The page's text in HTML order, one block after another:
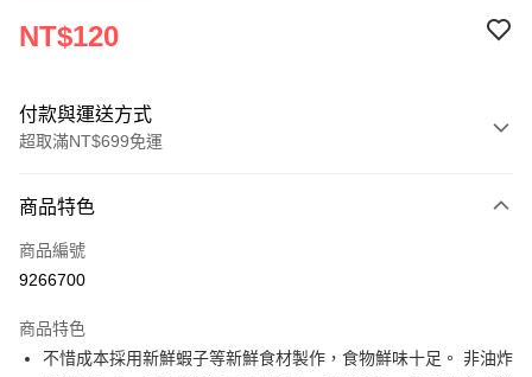
NT$120
付款與運送方式
超取滿NT$699免運
信用卡一次付款
超商取貨付款
Apple Pay
商品特色
商品編號
9266700
商品特色
不惜成本採用新鮮蝦子等新鮮食材製作，食物鮮味十足。 非油炸